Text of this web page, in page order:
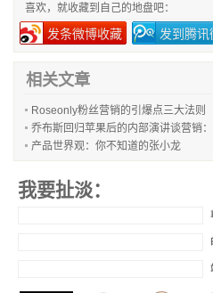
喜欢，就收藏到自己的地盘吧：
发条微博收藏 发到腾讯
相关文章
Roseonly粉丝营销的引爆点三大法则
乔布斯回归苹果后的内部演讲谈营销
产品世界观：你不知道的张小龙
我要扯淡：